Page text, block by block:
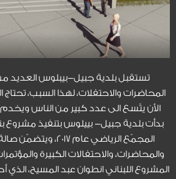
تستقبل بلدية جبيل-بيبلوس العديد
المحاضرات والاحتفلات، لهذا السبب،
الأن يتّسع الى عدد كبير من الناس ويخدم
بدأت بلدية جبيل- بييلوس بتنفيذ مشروع
المجمّع الرياضي عام
والمحاضرات، والاحتفالات الكبيرة
المشروع اللبناني انطوان عبد المسيح،